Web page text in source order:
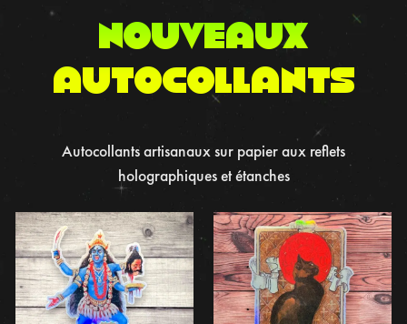
nouveaux
autocollants
Autocollants artisanaux sur papier aux reflets
holographiques et étanches